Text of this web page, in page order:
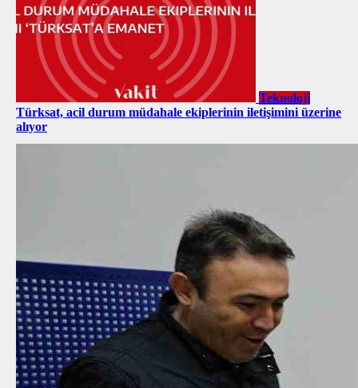
Teknoloji
Türksat, acil durum müdahale ekiplerinin iletişimini üzerine
alıyor